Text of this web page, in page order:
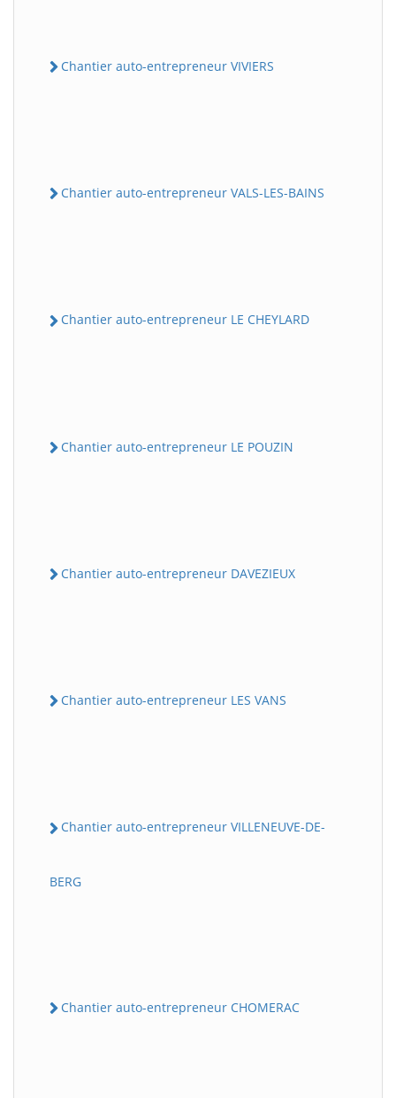
Chantier auto-entrepreneur VIVIERS
Chantier auto-entrepreneur VALS-LES-BAINS
Chantier auto-entrepreneur LE CHEYLARD
Chantier auto-entrepreneur LE POUZIN
Chantier auto-entrepreneur DAVEZIEUX
Chantier auto-entrepreneur LES VANS
Chantier auto-entrepreneur VILLENEUVE-DE-
BERG
Chantier auto-entrepreneur CHOMERAC